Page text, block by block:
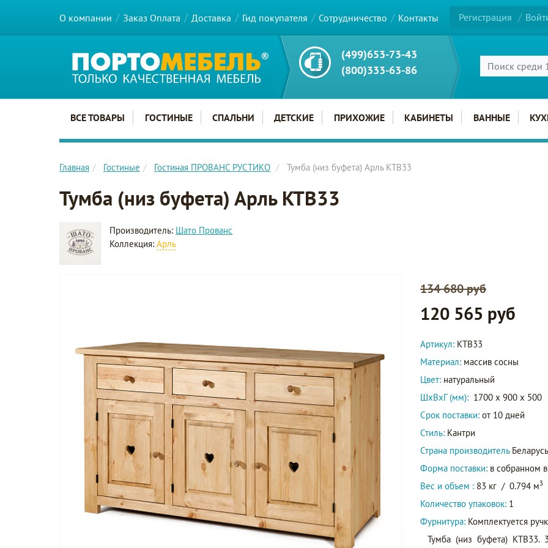
О компании Заказ Оплата Доставка Гид покупателя Сотрудничество Контакты Регистрация
(499)653-73-43
(800)333-63-86
Главное меню сайта
ВСЕ ТОВАРЫ ГОСТИНЫЕ СПАЛЬНИ ДЕТСКИЕ ПРИХОЖИЕ КАБИНЕТЫ ВАННЫЕ
Главная Гостиные Гостиная ПРОВАНС РУСТИКО Тумба (низ буфета) Арль KTB33
Тумба (низ буфета) Арль KTB33
Производитель: Шато Прованс
Коллекция:Арль
134 680 руб
120 565 руб
Артикул: KTB33
Материал: массив сосны
Цвет: натуральный
ШxВxГ (мм): 1700 x 900 x 500
Срок поставки: от 10 дней
Стиль: Кантри
Страна производитель Беларусь
Форма поставки: в собранном
Вес и объем : 83 кг / 0.794 м3
Количество упаковок: 1
Фурнитура: Комплектуется
Тумба (низ буфета)